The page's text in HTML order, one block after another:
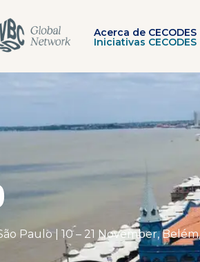
Acerca de CECODES
Iniciativas CECODES
Paulo | 10 – 21 November,